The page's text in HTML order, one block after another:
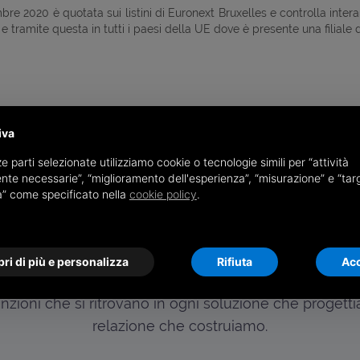
2020 è quotata sui listini di Euronext Bruxelles e controlla
tramite questa in tutti i paesi della UE dove è presente una filiale
che guida ogni nostra
che si ritrovano in ogni soluzione che
relazione che costruiamo.
parti selezionate utilizziamo cookie o tecnologie simili per “attività
necessarie”, “miglioramento dell'esperienza”, “misurazione” e
come specificato nella cookie policy.
di più e personalizza Rifiuta